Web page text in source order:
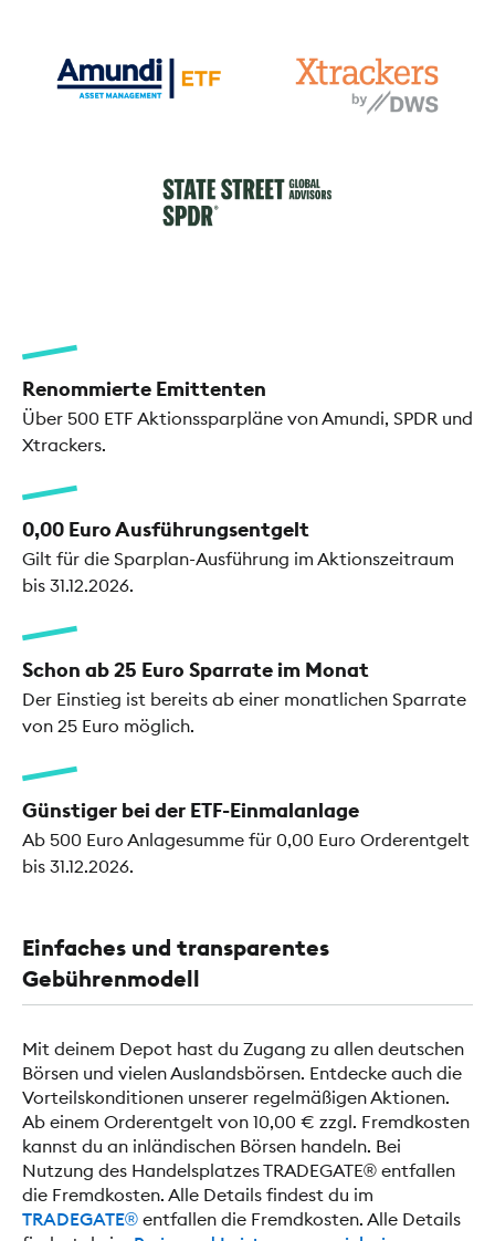
Renommierte Emittenten
Über 500 ETF Aktionssparpläne von Amundi, SPDR und
Xtrackers.
0,00 Euro Ausführungsentgelt
Gilt für die Sparplan-Ausführung im Aktionszeitraum
bis 31.12.2026.
Schon ab 25 Euro Sparrate im Monat
Der Einstieg ist bereits ab einer monatlichen Sparrate
von 25 Euro möglich.
Günstiger bei der ETF-Einmalanlage
Ab 500 Euro Anlagesumme für 0,00 Euro Orderentgelt
bis 31.12.2026.
Einfaches und transparentes
Gebührenmodell
Mit deinem Depot hast du Zugang zu allen deutschen
Börsen und vielen Auslandsbörsen. Entdecke auch die
Vorteilskonditionen unserer regelmäßigen Aktionen.
Ab einem Orderentgelt von 10,00 € zzgl. Fremdkosten
kannst du an inländischen Börsen handeln. Bei
Nutzung des Handelsplatzes TRADEGATE® entfallen
die Fremdkosten. Alle Details findest du im
TRADEGATE® entfallen die Fremdkosten. Alle Details